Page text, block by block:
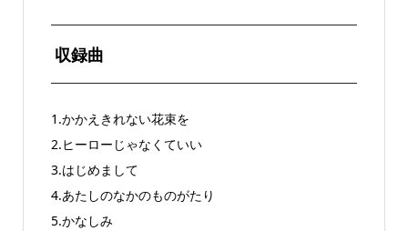
収録曲
1.かかえきれない花束を
2.ヒーローじゃなくていい
3.はじめまして
4.あたしのなかのものがたり
5.かなしみ